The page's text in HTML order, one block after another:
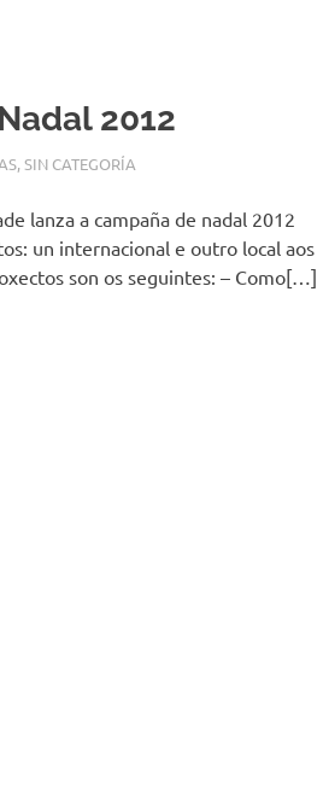
2012
,SIN CATEGORÍA
lanza a campaña de nadal 2012
un internacional e outro local aos
son os seguintes: – Como[…]